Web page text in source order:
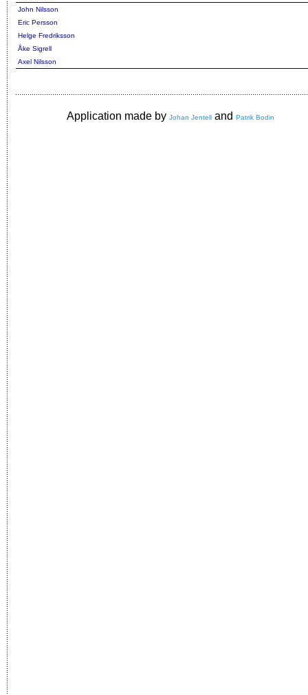
John Nilsson
Eric Persson
Helge Fredriksson
Åke Sigrell
Axel Nilsson
Application made by Johan Jentell and Patrik Bodin